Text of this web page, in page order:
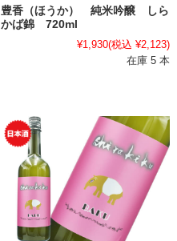
豊香（ほうか） 純米吟醸 しら
かば錦 720ml
¥1,930(税込 ¥2,123)
在庫 5 本